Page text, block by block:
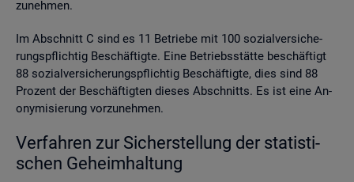
zu­neh­men.
Im Ab­schnitt C sind es 11 Be­trie­be mit 100 so­zi­al­ver­si­che­
rungs­pflich­tig Be­schäf­tig­te. Eine Be­triebs­stät­te be­schäf­tigt
88 so­zi­al­ver­si­che­rungs­pflich­tig Be­schäf­tig­te, dies sind 88
Pro­zent der Be­schäf­tig­ten die­ses Ab­schnitts. Es ist eine An­
ony­mi­sie­rung vor­zu­neh­men.
Ver­fah­ren zur Si­cher­stel­lung der sta­tis­ti­
schen Ge­heim­hal­tung